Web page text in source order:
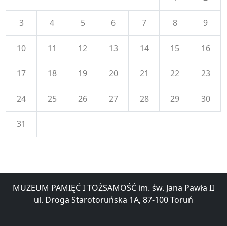
3 4 5 6 7 8 9
10 11 12 13 14 15 16
17 18 19 20 21 22 23
24 25 26 27 28 29 30
31
MUZEUM PAMIĘĆ I TOŻSAMOŚĆ im. św. Jana Pawła II
ul. Droga Starotoruńska 1A, 87-100 Toruń